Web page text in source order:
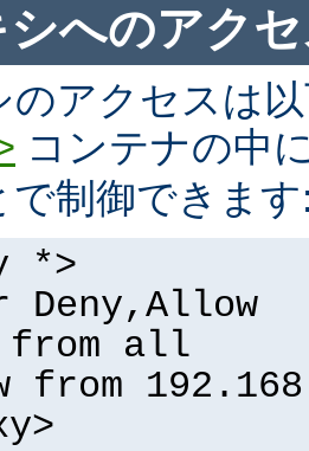
へのアク
のアクセスは
コンテナの中
で制御できま
*>
Deny,Allow
from all
from